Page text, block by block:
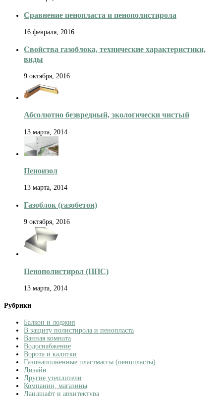
Сравнение пенопласта и пенополистирола
16 февраля, 2016
Свойства газоблока, технические характеристики,
виды
9 октября, 2016
Абсолютно безвредный, экологически чистый
13 марта, 2014
Пеноизол
13 марта, 2014
Газоблок (газобетон)
9 октября, 2016
Пенополистирол (ППС)
13 марта, 2014
Рубрики
Балкон и лоджия
В защиту полистирола и пенопласта
Ванная комната
Водоснабжение
Ворота и калитки
Газонаполненные пластмассы (пенопласты)
Дизайн
Другие утеплители
Компании, магазины
Ландшафт и архитектура